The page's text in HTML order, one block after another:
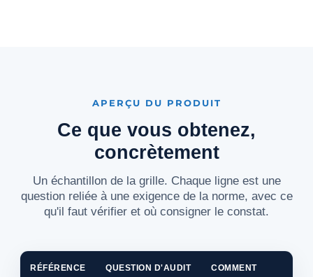
APERÇU DU PRODUIT
Ce que vous obtenez,
concrètement
Un échantillon de la grille. Chaque ligne est une
question reliée à une exigence de la norme, avec ce
qu'il faut vérifier et où consigner le constat.
RÉFÉRENCE QUESTION D'AUDIT
COMMENT